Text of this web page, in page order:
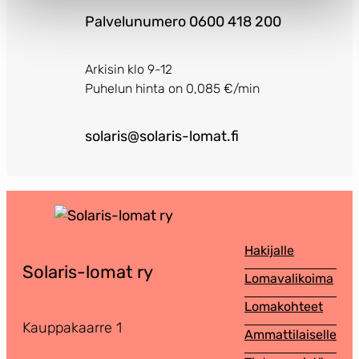
Palvelunumero 0600 418 200
Arkisin klo 9-12
Puhelun hinta on 0,085 €/min
solaris@solaris-lomat.fi
Solaris-lomat ry
Kauppakaarre 1
Hakijalle
Lomavalikoima
Lomakohteet
Ammattilaiselle